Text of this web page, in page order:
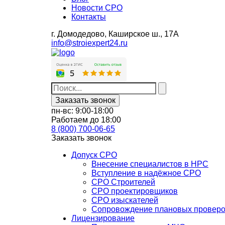
Новости СРО
Контакты
г. Домодедово, Каширское ш., 17А
info@stroiexpert24.ru
Заказать звонок
пн-вс: 9:00-18:00
Работаем до 18:00
8 (800) 700-06-65
Заказать звонок
Допуск СРО
Внесение специалистов в НРС
Вступление в надёжное СРО
СРО Строителей
СРО проектировщиков
СРО изыскателей
Сопровождение плановых
Лицензирование